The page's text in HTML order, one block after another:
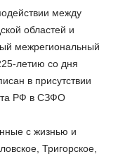
между
областей и
межрегиональный
летию со дня
в присутствии
РФ в СЗФО
с жизнью и
Тригорское,